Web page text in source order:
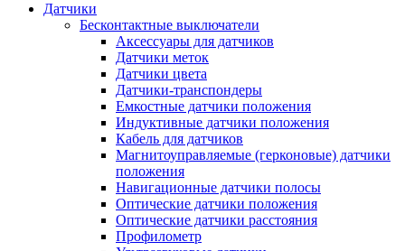
Датчики
Бесконтактные выключатели
Аксессуары для датчиков
Датчики меток
Датчики цвета
Датчики-транспондеры
Емкостные датчики положения
Индуктивные датчики положения
Кабель для датчиков
Магнитоуправляемые (герконовые) датчики
положения
Навигационные датчики полосы
Оптические датчики положения
Оптические датчики расстояния
Профилометр